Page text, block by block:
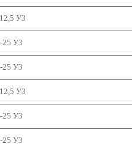
У3
25 У3
25 У3
У3
25 У3
25 У3